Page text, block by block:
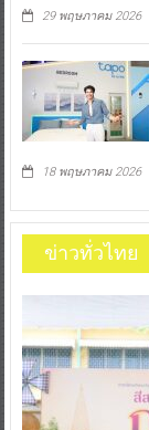
29 พฤษภาคม 2026
18 พฤษภาคม 2026
ข่าวทั่วไทย